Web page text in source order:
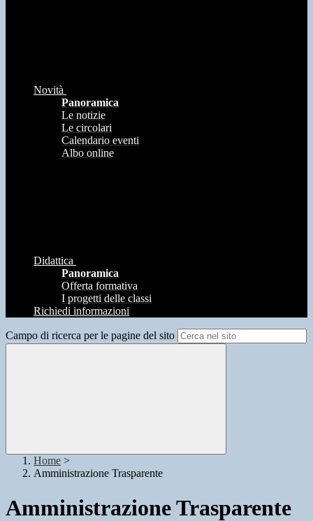
Novità
Panoramica
Le notizie
Le circolari
Calendario eventi
Albo online
Didattica
Panoramica
Offerta formativa
I progetti delle classi
Richiedi informazioni
Campo di ricerca per le pagine del sito
Home >
Amministrazione Trasparente
Amministrazione Trasparente